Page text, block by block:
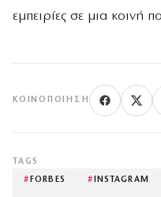
εμπειρίες σε μια κοινή
ΚΟΙΝΟΠΟΊΗΣΗ
TAGS
# FORBES # INSTAGRAM